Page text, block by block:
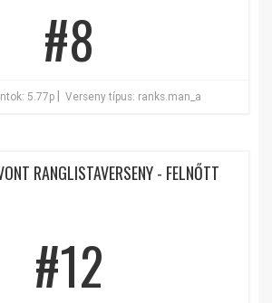
#8
5.77p Verseny típus: ranks.man_a
RANGLISTAVERSENY - FELNŐTT
#12